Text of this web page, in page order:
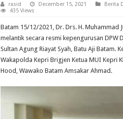
rasid December 15, 2021 Berita
435 Views
Batam 15/12/2021, Dr. Drs. H. Muhammad
melantik secara resmi kepengurusan DPW
Sultan Agung Riayat Syah, Batu Aji
Wakapolda Kepri Brigjen Ketua MUI Kepri
Hood, Wawako Batam Amsakar Ahmad.